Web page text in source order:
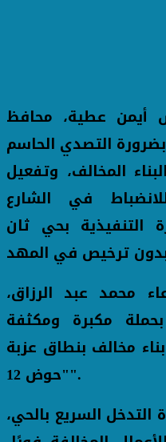
أيمن عطية، محافظ
بضرورة التصدي الحاسم
المخالف، وتفعيل
في الشارع
التنفيذية بحي ثان
محمد عبد الرزاق،
مكبرة ومكثفة
مخالف بنطاق عزبة
"حوض 12".
السريع بالحي،